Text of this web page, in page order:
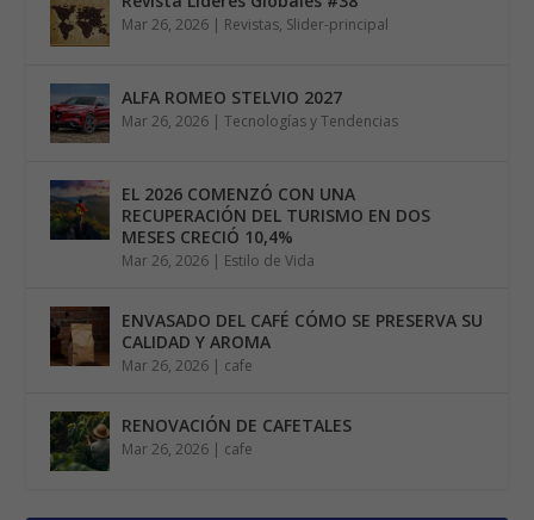
Mar 26, 2026 | Revistas, Slider-principal
ALFA ROMEO STELVIO 2027
Mar 26, 2026 |Tecnologías y Tendencias
EL 2026 COMENZÓ CON UNA
RECUPERACIÓN DEL TURISMO EN DOS
MESES CRECIÓ 10,4%
Mar 26, 2026 | Estilo de Vida
ENVASADO DEL CAFÉ CÓMO SE PRESERVA SU
CALIDAD Y AROMA
Mar 26, 2026 | cafe
RENOVACIÓN DE CAFETALES
Mar 26, 2026 | cafe